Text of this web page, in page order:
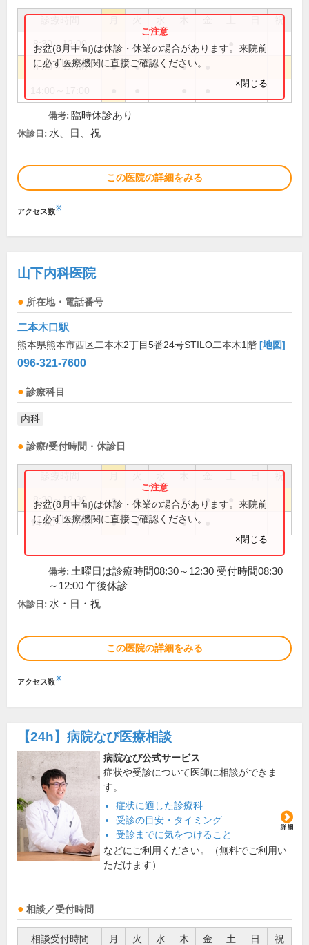
祝
8:30～12:00
8:30～12:30 ● ● ●
お盆(8月中旬)は休診・休業の場合があります。来院前
に必ず医療機関に直接ご確認ください。
×閉じる
備考: 臨時休診あり
休診日: 水、日、祝
この医院の詳細をみる
アクセス数※
山下内科医院
所在地・電話番号
二本木口駅
熊本県熊本市西区二本木2丁目5番24号STILO二本木1階 [地図]
096-321-7600
診療科目
内科
診療/受付時間・休診日
祝
8:30～12:30 ● ● ● ●
14:00～17:30 ● ● ●
お盆(8月中旬)は休診・休業の場合があります。来院前
に必ず医療機関に直接ご確認ください。
×閉じる
備考: 土曜日は診療時間08:30～12:30 受付時間08:30
～12:00 午後休診
休診日: 水・日・祝
この医院の詳細をみる
アクセス数※
【24h】 病院なび医療相談
病院なび公式サービス
症状や受診について医師に相談ができま
す。
症状に適した診療科
受診の目安・タイミング
受診までに気をつけること
などにご利用ください。（無料でご利用い
ただけます）
相談／受付時間
相談受付時間 月 火 水 木 金 土 日 祝